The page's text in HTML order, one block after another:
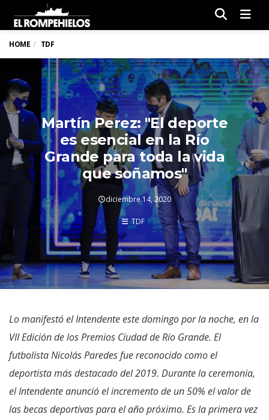
HOME TDF
Martín Perez: "El deporte
es esencial en la Río
Grande para toda la vida
que soñamos"
diciembre 14, 2020
TDF
Lo manifestó el Intendente este domingo por la noche, en la
VII Edición de los Premios Ciudad de Río Grande. El
futbolista Nicolás Paredes fue reconocido como el
deportista más destacado del 2019. Durante la ceremonia,
el Intendente anunció el incremento de un 50% el valor de
las becas deportivas para el año próximo. Es la primera vez